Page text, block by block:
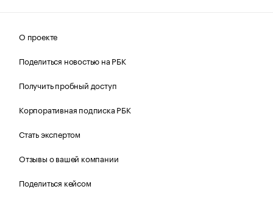
О проекте
Поделиться новостью на РБК
Получить пробный доступ
Корпоративная подписка РБК
Стать экспертом
Отзывы о вашей компании
Поделиться кейсом